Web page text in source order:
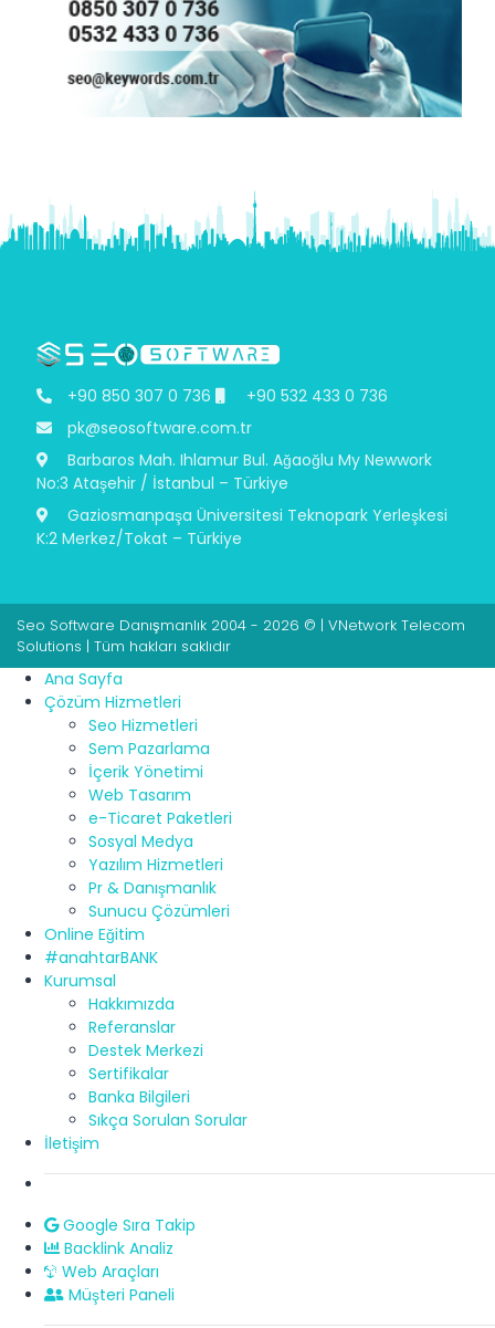
+90 850 307 0 736
+90 532 433 0 736
pk@seosoftware.com.tr
Barbaros Mah. Ihlamur Bul. Ağaoğlu My Newwork
No:3 Ataşehir / İstanbul – Türkiye
Gaziosmanpaşa Üniversitesi Teknopark Yerleşkesi
K:2 Merkez/Tokat – Türkiye
Seo Software Danışmanlık 2004 - 2026 © | VNetwork Telecom
Solutions | Tüm hakları saklıdır
Ana Sayfa
Çözüm Hizmetleri
Seo Hizmetleri
Sem Pazarlama
İçerik Yönetimi
Web Tasarım
e-Ticaret Paketleri
Sosyal Medya
Yazılım Hizmetleri
Pr & Danışmanlık
Sunucu Çözümleri
Online Eğitim
#anahtarBANK
Kurumsal
Hakkımızda
Referanslar
Destek Merkezi
Sertifikalar
Banka Bilgileri
Sıkça Sorulan Sorular
İletişim
Google Sıra Takip
Backlink Analiz
Web Araçları
Müşteri Paneli